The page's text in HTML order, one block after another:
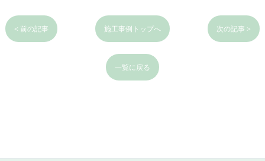
< 前の記事 施工事例トップへ 次の記事 >
一覧に戻る